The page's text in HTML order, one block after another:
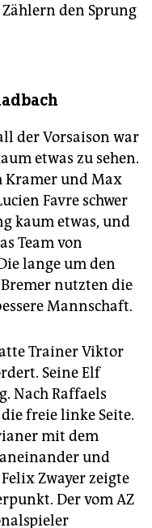
den Sprung
der Vorsaison war
etwas zu sehen.
Kramer und Max
Favre schwer
kaum etwas, und
Team von
lange um den
nutzten die
Mannschaft.
Trainer Viktor
Seine Elf
Nach Raffaels
freie linke Seite.
mit dem
und
Zwayer zeigte
Der vom AZ